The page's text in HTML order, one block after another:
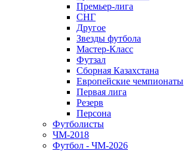
Премьер-лига
СНГ
Другое
Звезды футбола
Мастер-Класс
Футзал
Сборная Казахстана
Европейские чемпионаты
Первая лига
Резерв
Персона
Футболисты
ЧМ-2018
Футбол - ЧМ-2026